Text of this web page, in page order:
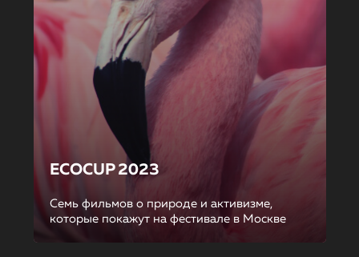
ECOCUP 2023
Семь фильмов о природе и активизме,
которые покажут на фестивале в Москве